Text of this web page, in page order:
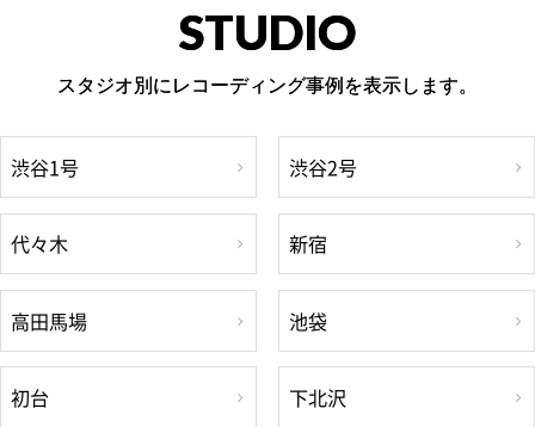
STUDIO
スタジオ別にレコーディング事例を表示します。
渋谷1号 渋谷2号
代々木 新宿
高田馬場 池袋
初台 下北沢